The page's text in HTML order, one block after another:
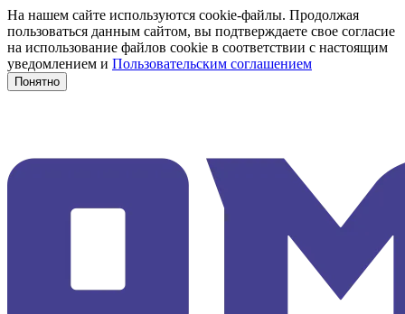
На нашем сайте используются cookie-файлы. Продолжая
пользоваться данным сайтом, вы подтверждаете свое согласие
на использование файлов cookie в соответствии с настоящим
уведомлением и Пользовательским соглашением
Понятно